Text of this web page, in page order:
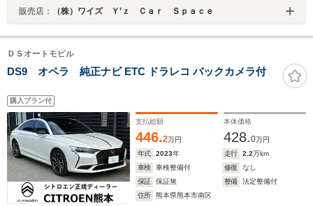
販売店： （株）ワイズ Ｙ’ｚ Ｃａｒ Ｓｐａｃｅ
ＤＳオートモビル
DS9 オペラ 純正ナビ ETC ドラレコ バックカメラ付
購入プラン付
支払総額
446.2万円
本体価格
428.0万円
年式
2023年 走行 2.2万km
車検
車検整備付 修復
なし
保証
保証無 整備
法定整備付
住所
熊本県熊本市南区